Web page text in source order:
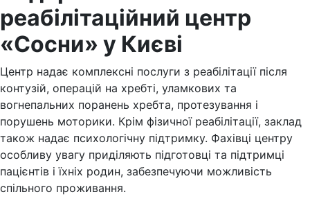
реабілітаційний центр
«Сосни» у Києві
Центр надає комплексні послуги з реабілітації після
контузій, операцій на хребті, уламкових та
вогнепальних поранень хребта, протезування і
порушень моторики. Крім фізичної реабілітації, заклад
також надає психологічну підтримку. Фахівці центру
особливу увагу приділяють підготовці та підтримці
пацієнтів і їхніх родин, забезпечуючи можливість
спільного проживання.